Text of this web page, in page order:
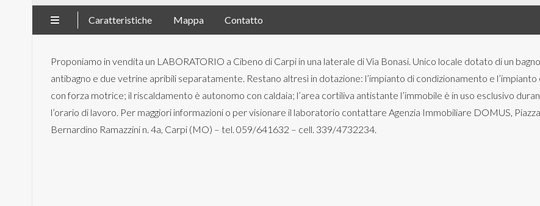
Caratteristiche Mappa Contatto
Proponiamo in vendita un LABORATORIO a Cibeno di Carpi in una laterale di Via Bonasi. Unico locale dotato di un
antibagno e due vetrine apribili separatamente. Restano altresì in dotazione: l’impianto di condizionamento e
con forza motrice; il riscaldamento è autonomo con caldaia; l’area cortiliva antistante l’immobile è in uso esclusivo
l’orario di lavoro. Per maggiori informazioni o per visionare il laboratorio contattare Agenzia Immobiliare DOMUS,
Bernardino Ramazzini n. 4a, Carpi (MO) – tel. 059/641632 – cell. 339/4732234.